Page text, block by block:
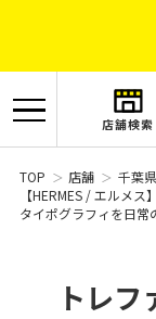
店舗検索
TOP 店舗 千葉
【HERMES / エルメ
タイポグラフィを日常
トレ